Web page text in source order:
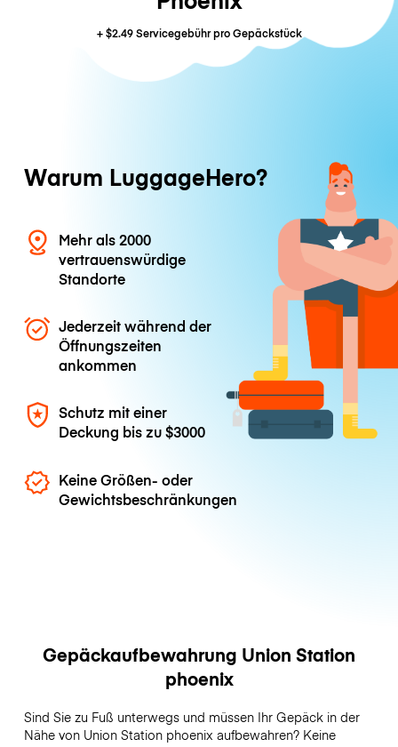
+$2.49Servicegebühr pro Gepäckstück
Warum LuggageHero?
Mehr als 2000
vertrauenswürdige
Standorte
Jederzeit während der
Öffnungszeiten
ankommen
Schutz mit einer
Deckung bis zu$3000
Keine Größen- oder
Gewichtsbeschränkungen
Gepäckaufbewahrung Union Station
phoenix
Sind Sie zu Fuß unterwegs und müssen Ihr Gepäck in der
Nähe von Union Station phoenix aufbewahren? Keine